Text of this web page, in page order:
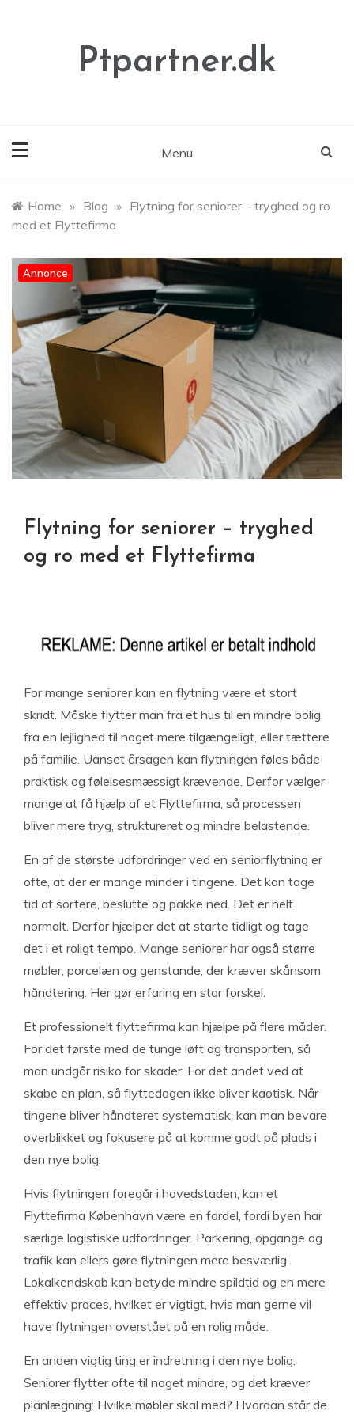
Ptpartner.dk
Menu
Home » Blog » Flytning for seniorer – tryghed og ro
med et Flyttefirma
Annonce
Flytning for seniorer – tryghed
og ro med et Flyttefirma
For mange seniorer kan en flytning være et stort
skridt. Måske flytter man fra et hus til en mindre bolig,
fra en lejlighed til noget mere tilgængeligt, eller tættere
på familie. Uanset årsagen kan flytningen føles både
praktisk og følelsesmæssigt krævende. Derfor vælger
mange at få hjælp af et Flyttefirma, så processen
bliver mere tryg, struktureret og mindre belastende.
En af de største udfordringer ved en seniorflytning er
ofte, at der er mange minder i tingene. Det kan tage
tid at sortere, beslutte og pakke ned. Det er helt
normalt. Derfor hjælper det at starte tidligt og tage
det i et roligt tempo. Mange seniorer har også større
møbler, porcelæn og genstande, der kræver skånsom
håndtering. Her gør erfaring en stor forskel.
Et professionelt flyttefirma kan hjælpe på flere måder.
For det første med de tunge løft og transporten, så
man undgår risiko for skader. For det andet ved at
skabe en plan, så flyttedagen ikke bliver kaotisk. Når
tingene bliver håndteret systematisk, kan man bevare
overblikket og fokusere på at komme godt på plads i
den nye bolig.
Hvis flytningen foregår i hovedstaden, kan et
Flyttefirma København være en fordel, fordi byen har
særlige logistiske udfordringer. Parkering, opgange og
trafik kan ellers gøre flytningen mere besværlig.
Lokalkendskab kan betyde mindre spildtid og en mere
effektiv proces, hvilket er vigtigt, hvis man gerne vil
have flytningen overstået på en rolig måde.
En anden vigtig ting er indretning i den nye bolig.
Seniorer flytter ofte til noget mindre, og det kræver
planlægning: Hvilke møbler skal med? Hvordan står de